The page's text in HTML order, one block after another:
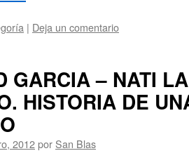
| Deja un comentario
GARCIA – NATI
HISTORIA DE
2012por San Blas